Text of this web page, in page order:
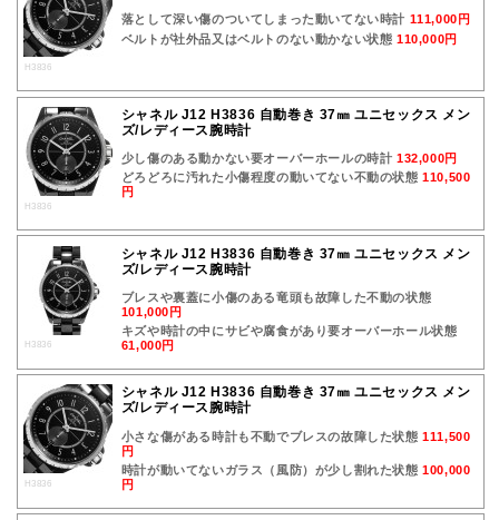
H3836
落として深い傷のついてしまった動いてない時計 111,000円
ベルトが社外品又はベルトのない動かない状態110,000円
H3836
シャネル J12 H3836 自動巻き 37㎜ ユニセックス メン
ズ/レディース腕時計
少し傷のある動かない要オーバーホールの時計132,000円
どろどろに汚れた小傷程度の動いてない不動の状態110,500
円
H3836
シャネル J12 H3836 自動巻き 37㎜ ユニセックス メン
ズ/レディース腕時計
ブレスや裏蓋に小傷のある竜頭も故障した不動の状態
101,000円
キズや時計の中にサビや腐食があり要オーバーホール状態
61,000円
H3836
シャネル J12 H3836 自動巻き 37㎜ ユニセックス メン
ズ/レディース腕時計
小さな傷がある時計も不動でブレスの故障した状態111,500
円
時計が動いてないガラス（風防）が少し割れた状態100,000
円